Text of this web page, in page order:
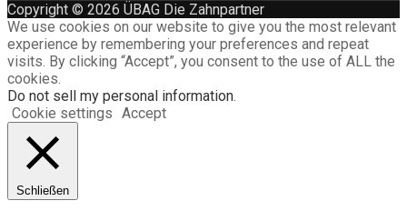
Copyright © 2026 ÜBAG Die Zahnpartner
We use cookies on our website to give you the most relevant
experience by remembering your preferences and repeat
visits. By clicking “Accept”, you consent to the use of ALL the
cookies.
Do not sell my personal information.
Cookie settings Accept
Schließen